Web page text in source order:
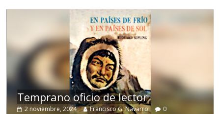
Temprano oficio de lector
2 noviembre, 2024 Francisco G. Navarro 0